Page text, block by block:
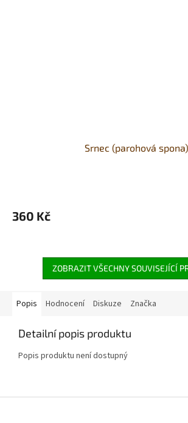
Srnec (parohová spona)
360 Kč
ZOBRAZIT VŠECHNY SOUVISEJÍCÍ
Popis Hodnocení Diskuze Značka
Detailní popis produktu
Popis produktu není dostupný